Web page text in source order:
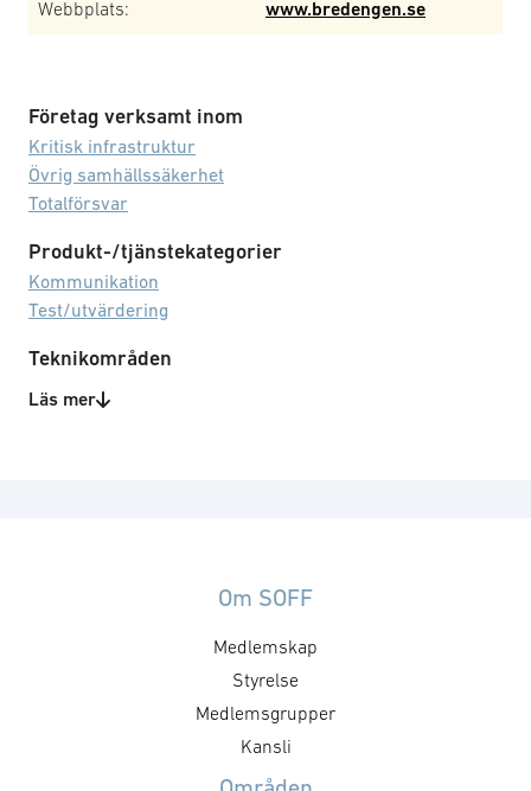
Webbplats:
www.bredengen.se
Företag verksamt inom
Kritisk infrastruktur
Övrig samhällssäkerhet
Totalförsvar
Produkt-/tjänstekategorier
Kommunikation
Test/utvärdering
Teknikområden
Elektromagnetisk skyddad utrustning
Läs mer
Om SOFF
Medlemskap
Styrelse
Medlemsgrupper
Kansli